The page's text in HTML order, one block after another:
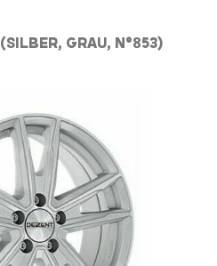
(SILBER, GRAU, N°853)